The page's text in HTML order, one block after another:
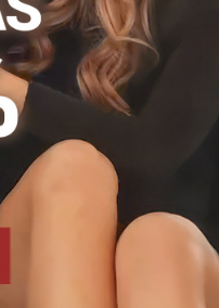
E-
mail